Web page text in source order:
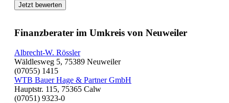
Jetzt bewerten
Finanzberater im Umkreis von Neuweiler
Albrecht-W. Rössler
Wäldlesweg 5, 75389 Neuweiler
(07055) 1415
WTB Bauer Hage & Partner GmbH
Hauptstr. 115, 75365 Calw
(07051) 9323-0